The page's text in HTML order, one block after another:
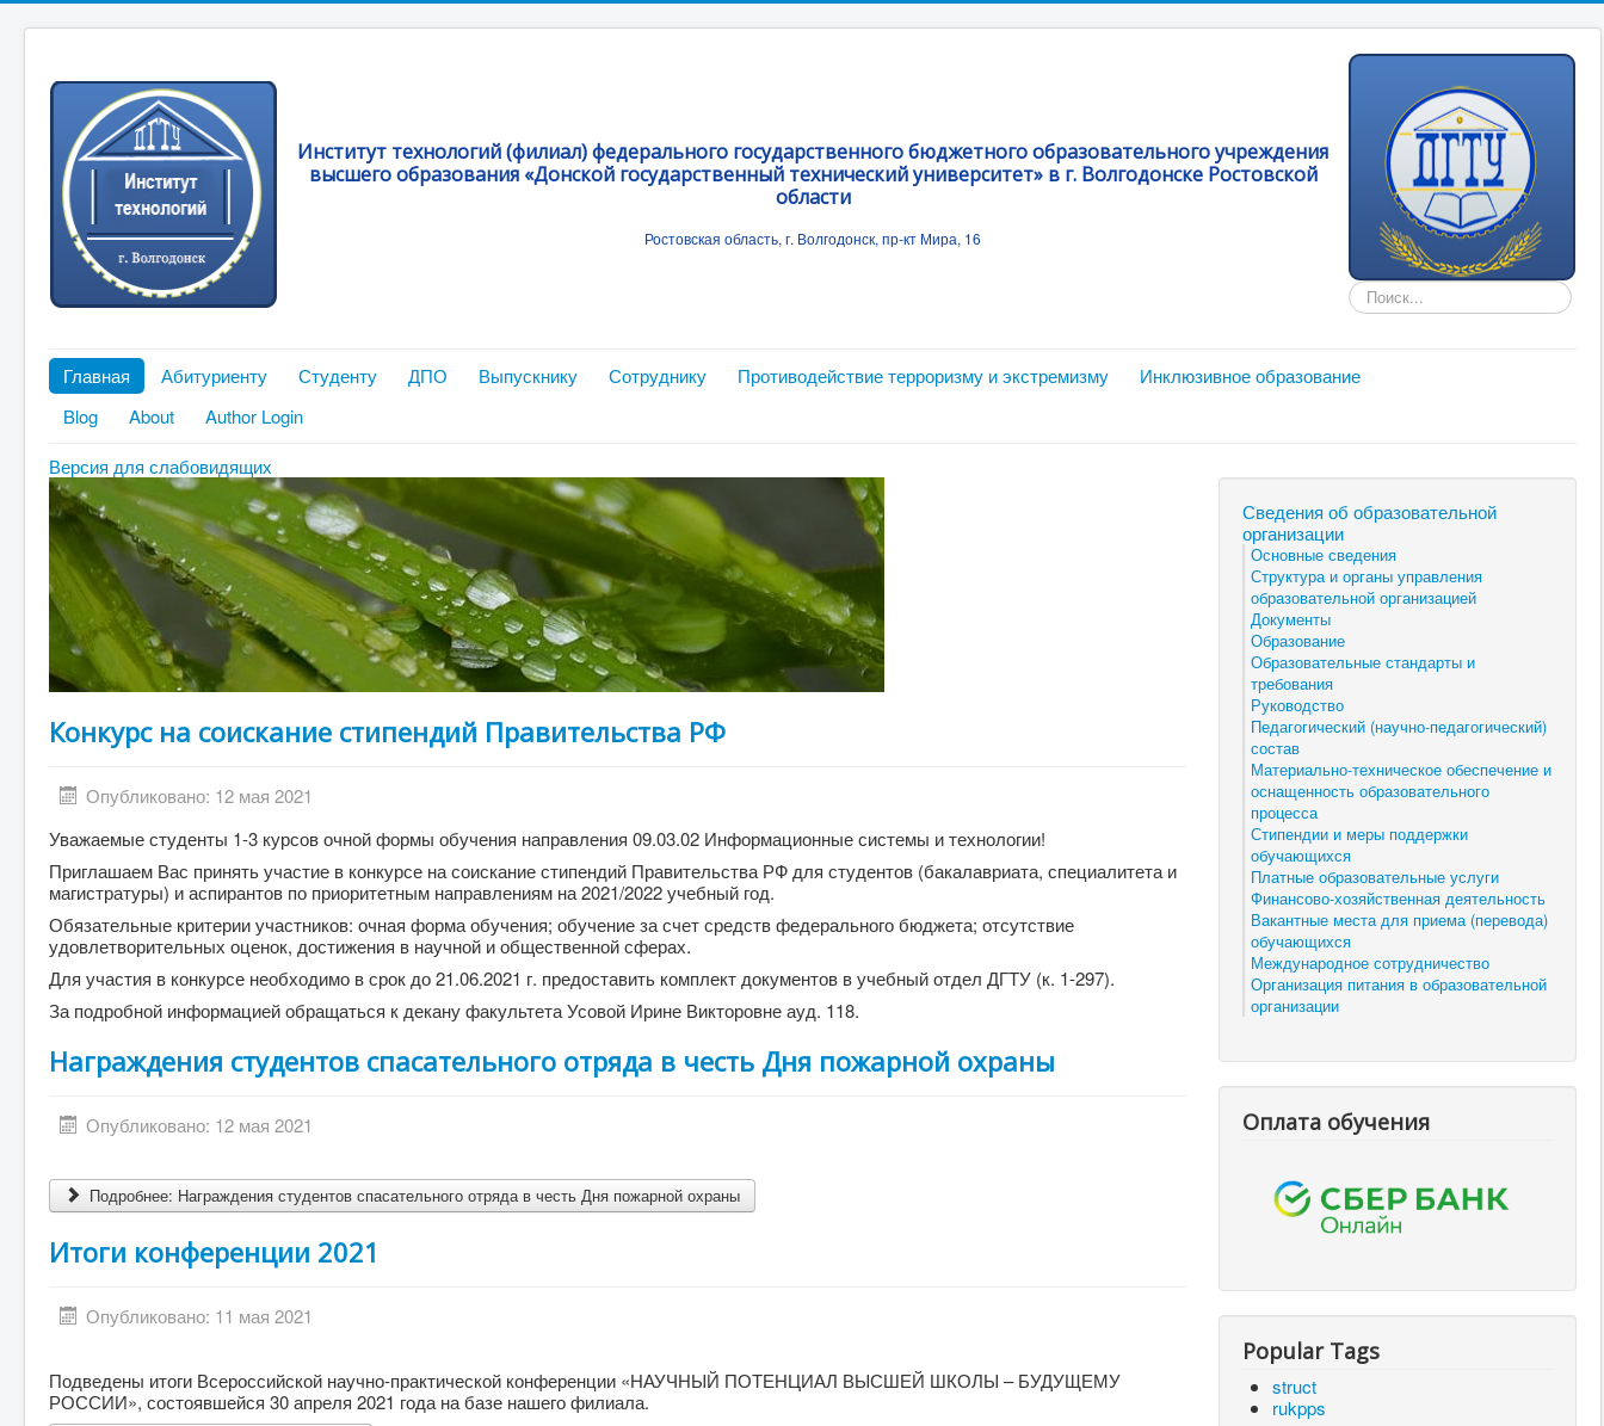
Институт технологий (филиал) федерального государственного бюджетного образовательного учреждения
высшего образования «Донской государственный технический университет» в г. Волгодонске Ростовской
области
Ростовская область, г. Волгодонск, пр-кт Мира, 16
Искать...
Главная Абитуриенту Студенту ДПО Выпускнику Сотруднику Противодействие терроризму и экстремизму
Инклюзивное образование
Blog
About
Author Login
Версия для слабовидящих
Конкурс на соискание стипендий Правительства РФ
Опубликовано: 12 мая 2021
Уважаемые студенты 1-3 курсов очной формы обучения направления 09.03.02 Информационные системы и технологии!
Приглашаем Вас принять участие в конкурсе на соискание стипендий Правительства РФ для студентов (бакалавриата, специалитета и
магистратуры) и аспирантов по приоритетным направлениям на 2021/2022 учебный год.
Обязательные критерии участников: очная форма обучения; обучение за счет средств федерального бюджета; отсутствие
удовлетворительных оценок, достижения в научной и общественной сферах.
Для участия в конкурсе необходимо в срок до 21.06.2021 г. предоставить комплект документов в учебный отдел ДГТУ (к. 1-297).
За подробной информацией обращаться к декану факультета Усовой Ирине Викторовне ауд. 118.
Награждения студентов спасательного отряда в честь Дня пожарной охраны
Опубликовано: 12 мая 2021
Подробнее: Награждения студентов спасательного отряда в честь Дня пожарной охраны
Итоги конференции 2021
Опубликовано: 11 мая 2021
Подведены итоги Всероссийской научно-практической конференции «НАУЧНЫЙ ПОТЕНЦИАЛ ВЫСШЕЙ ШКОЛЫ – БУДУЩЕМУ
РОССИИ», состоявшейся 30 апреля 2021 года на базе нашего филиала.
Сведения об образовательной
организации
Основные сведения
Структура и органы управления
образовательной организацией
Документы
Образование
Образовательные стандарты и
требования
Руководство
Педагогический (научно-педагогический)
состав
Материально-техническое обеспечение и
оснащенность образовательного
процесса
Стипендии и меры поддержки
обучающихся
Платные образовательные услуги
Финансово-хозяйственная деятельность
Вакантные места для приема (перевода)
обучающихся
Международное сотрудничество
Организация питания в образовательной
организации
Оплата обучения
Popular Tags
struct
rukpps